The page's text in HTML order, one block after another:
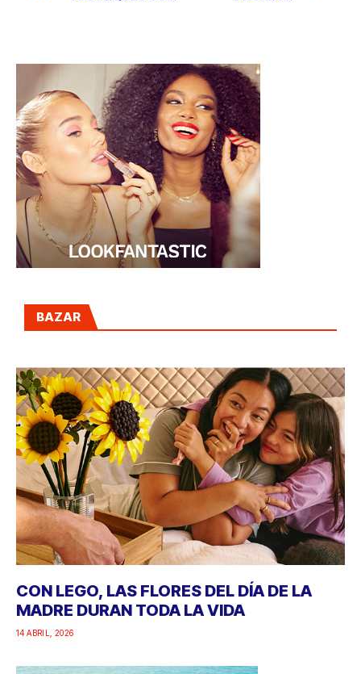
BAZAR
CON LEGO, LAS FLORES DEL DÍA DE LA
MADRE DURAN TODA LA VIDA
14 ABRIL, 2026